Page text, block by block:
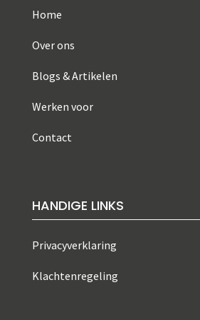
Home
Over ons
Blogs & Artikelen
Werken voor
Contact
HANDIGE LINKS
Privacyverklaring
Klachtenregeling